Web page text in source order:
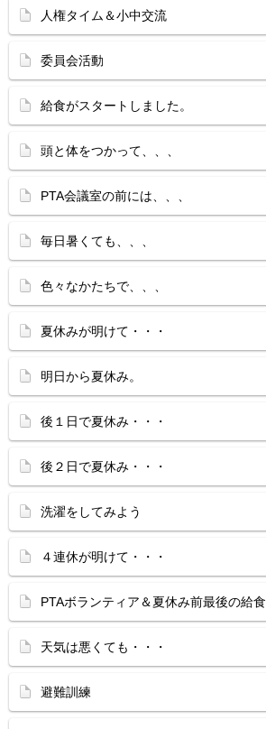
人権タイム＆小中交流
委員会活動
給食がスタートしました。
頭と体をつかって、、、
PTA会議室の前には、、、
毎日暑くても、、、
色々なかたちで、、、
夏休みが明けて・・・
明日から夏休み。
後１日で夏休み・・・
後２日で夏休み・・・
洗濯をしてみよう
４連休が明けて・・・
PTAボランティア＆夏休み前最後の給食
天気は悪くても・・・
避難訓練